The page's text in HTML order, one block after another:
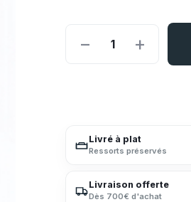
− 1 +
Livré à plat
Ressorts préservés
Livraison offerte
Dès 700€ d'achat